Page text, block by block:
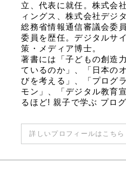
立、代表に就任。株式会
ィングス、株式会社デジ
総務省情報通信審議会委
委員を歴任。デジタルサ
策・メディア博士。
著書には「子どもの創造
ているのか」、「日本の
びを考える」、「プログ
モン」、「デジタル教育
るほど! 親子で学ぶ プロ
詳しいプロフィールはこち